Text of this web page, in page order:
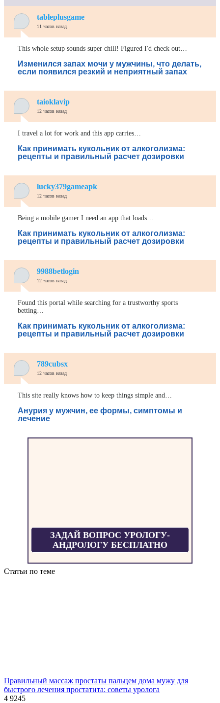
tableplusgame
11 часов назад
This whole setup sounds super chill! Figured I'd check out…
Изменился запах мочи у мужчины, что делать,
если появился резкий и неприятный запах
taioklavip
12 часов назад
I travel a lot for work and this app carries…
Как принимать кукольник от алкоголизма:
рецепты и правильный расчет дозировки
lucky379gameapk
12 часов назад
Being a mobile gamer I need an app that loads…
Как принимать кукольник от алкоголизма:
рецепты и правильный расчет дозировки
9988betlogin
12 часов назад
Found this portal while searching for a trustworthy sports
betting…
Как принимать кукольник от алкоголизма:
рецепты и правильный расчет дозировки
789cubsx
12 часов назад
This site really knows how to keep things simple and…
Анурия у мужчин, ее формы, симптомы и
лечение
ЗАДАЙ ВОПРОС УРОЛОГУ-
АНДРОЛОГУ БЕСПЛАТНО
Статьи по теме
Правильный массаж простаты пальцем дома мужу для
быстрого лечения простатита: советы уролога
4 9245